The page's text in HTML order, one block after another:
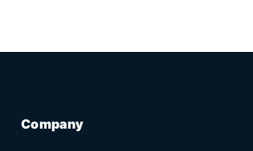
Company